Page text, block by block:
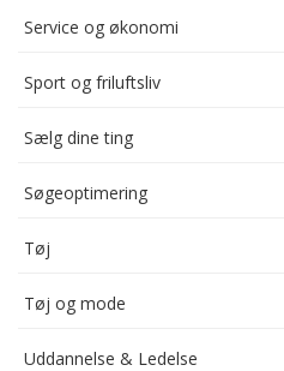
Service og økonomi
Sport og friluftsliv
Sælg dine ting
Søgeoptimering
Tøj
Tøj og mode
Uddannelse & Ledelse